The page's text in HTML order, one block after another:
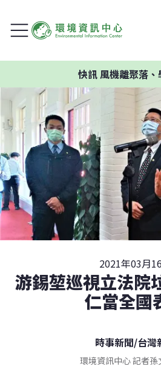
風機離聚落、學校
2021年03月
游錫堃巡視立法院
仁當全國
時事新聞/台灣
環境資訊中心 記者孫